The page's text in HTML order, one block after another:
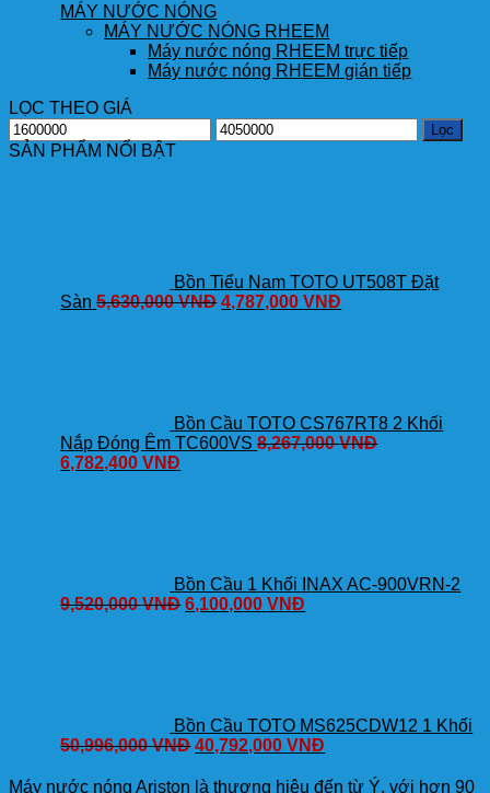
MÁY NƯỚC NÓNG
MÁY NƯỚC NÓNG RHEEM
Máy nước nóng RHEEM trực tiếp
Máy nước nóng RHEEM gián tiếp
LỌC THEO GIÁ
Giá
thấp
Giá
cao
Lọc
SẢN PHẨM NỔI BẬT
Bồn Tiểu Nam TOTO UT508T Đặt
Sàn 5,630,000VNĐ 4,787,000VNĐ
Bồn Cầu TOTO CS767RT8 2 Khối
Nắp Đóng Êm TC600VS 8,267,000VNĐ
6,782,400VNĐ
Bồn Cầu 1 Khối INAX AC-900VRN-2
9,520,000VNĐ 6,100,000VNĐ
Bồn Cầu TOTO MS625CDW12 1 Khối
50,996,000VNĐ 40,792,000VNĐ
Máy nước nóng Ariston là thương hiệu đến từ Ý, với hơn 90